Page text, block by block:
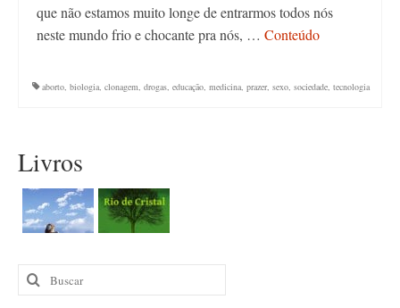
que não estamos muito longe de entrarmos todos nós
neste mundo frio e chocante pra nós, … Conteúdo
aborto, biologia, clonagem, drogas, educação, medicina, prazer, sexo, sociedade, tecnologia
Livros
Buscar
por: